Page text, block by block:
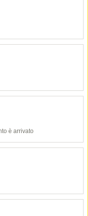
è arrivato